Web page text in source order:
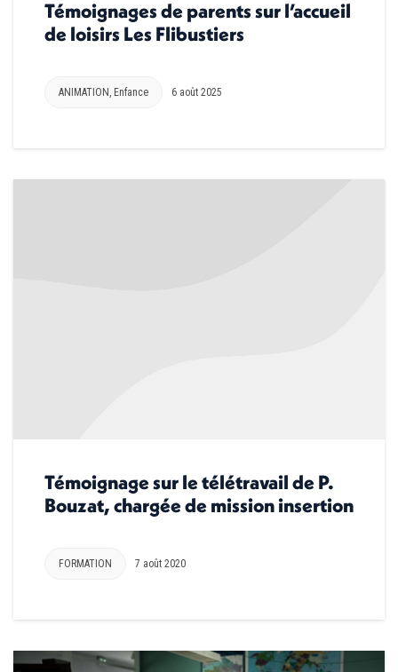
Témoignages de parents sur l’accueil
de loisirs Les Flibustiers
ANIMATION , Enfance 6 août 2025
Témoignage sur le télétravail de P.
Bouzat, chargée de mission insertion
FORMATION 7 août 2020